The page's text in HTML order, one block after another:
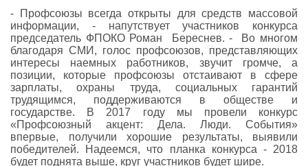
- Профсоюзы всегда открыты для средств массовой
информации, - напутствует участников конкурса
председатель ФПОКО Роман Береснев. - Во многом
благодаря СМИ, голос профсоюзов, представляющих
интересы наемных работников, звучит громче, а
позиции, которые профсоюзы отстаивают в сфере
зарплаты, охраны труда, социальных гарантий
трудящимся, поддерживаются в обществе и
государстве. В 2017 году мы провели конкурс
«Профсоюзный акцент: Дела. Люди. События»
впервые, получили хорошие результаты, выявили
победителей. Надеемся, что планка конкурса - 2018
будет поднята выше, круг участников будет шире.